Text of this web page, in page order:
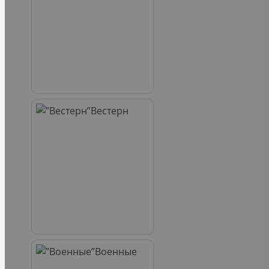
Вестерн
Военные